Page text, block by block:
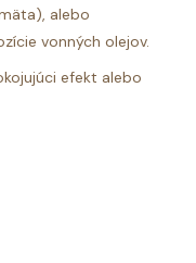
alebo
vonných olejov.
efekt alebo